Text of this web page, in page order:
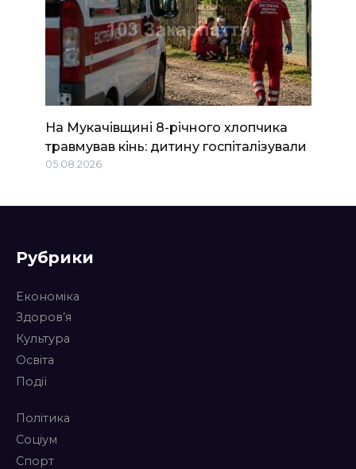
На Мукачівщині 8-річного хлопчика
травмував кінь: дитину госпіталізували
05.08.2026
Рубрики
Економіка
Здоров’я
Культура
Освіта
Події
Політика
Соціум
Спорт